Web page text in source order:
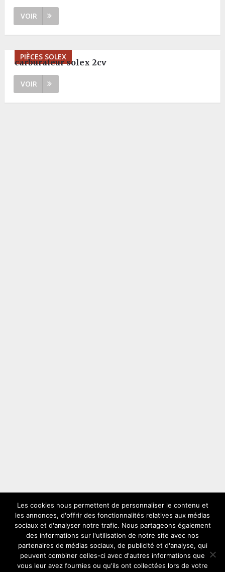
VOIR
PIÈCES SOLEX
carburateur solex 2cv
VOIR
LES PLUS VUS
Les cookies nous permettent de personnaliser le contenu et
les annonces, d'offrir des fonctionnalités relatives aux médias
sociaux et d'analyser notre trafic. Nous partageons également
des informations sur l'utilisation de notre site avec nos
partenaires de médias sociaux, de publicité et d'analyse, qui
peuvent combiner celles-ci avec d'autres informations que
vous leur avez fournies ou qu'ils ont collectées lors de votre